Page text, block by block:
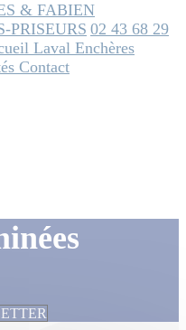
& FABIEN
PRISEURS 02 43 68 29
Laval Enchères
Contact